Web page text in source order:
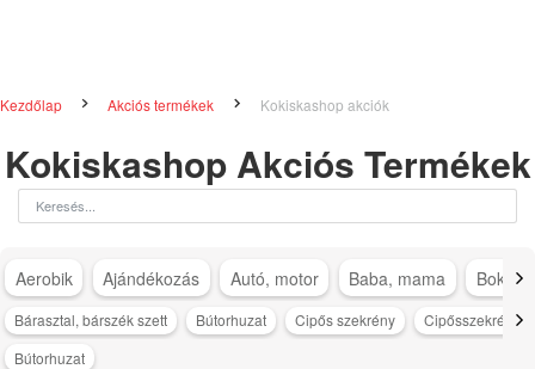
Kezdőlap Akciós termékek Kokiskashop akciók
Kokiskashop Akciós Termékek
Aerobik Ajándékozás Autó, motor Baba, mama
Bárasztal, bárszék szett Bútorhuzat Cipős szekrény
Cipősszekrény
Bútorhuzat